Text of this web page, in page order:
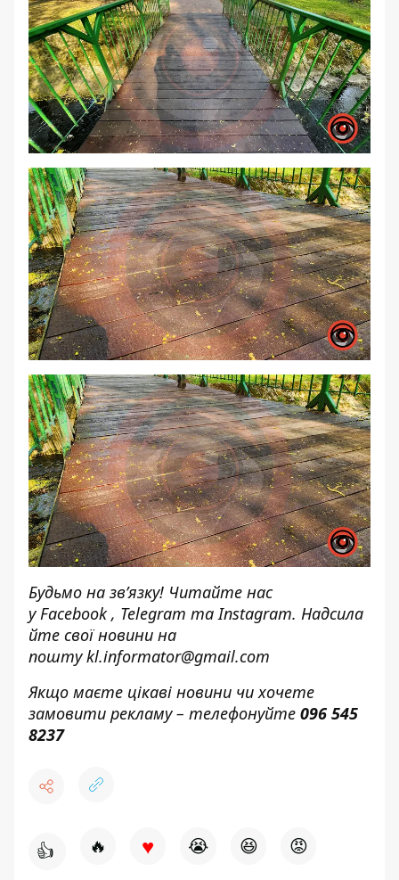
Будьмо на зв’язку! Читайте нас
уFacebook, Telegram таInstagram. Надсила
йте свої новини на
поштуkl.informator@gmail.com
Якщо маєте цікаві новини чи хочете
замовити рекламу – телефонуйте 096 545
8237
👍 🔥 ♥ 😭 😆 😡